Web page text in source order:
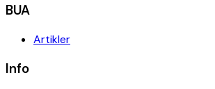
BUA
Artikler
Info